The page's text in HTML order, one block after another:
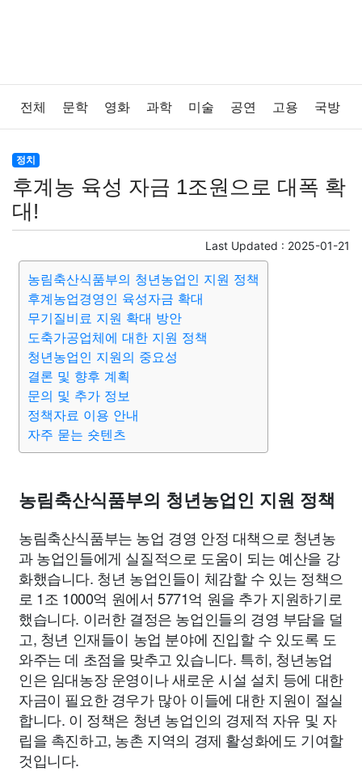
전체 문학 영화 과학 미술 공연 고용 국방
법률
보건 질병 가요 방송 일상 주식 암호화폐
반려동물 패션 미용
증권 인테리어 요리 상품리뷰 원예
게임 스포츠 사진 대출 자동차
맛집 IT 컴퓨터
의료 의학 경제
정치
후계농 육성 자금 1조원으로 대폭 확
대!
Last Updated : 2025-01-21
농림축산식품부의 청년농업인 지원 정책
후계농업경영인 육성자금 확대
무기질비료 지원 확대 방안
도축가공업체에 대한 지원 정책
청년농업인 지원의 중요성
결론 및 향후 계획
문의 및 추가 정보
정책자료 이용 안내
자주 묻는 숏텐츠
농림축산식품부의 청년농업인 지원 정책
농림축산식품부는 농업 경영 안정 대책으로 청년농
과 농업인들에게 실질적으로 도움이 되는 예산을 강
화했습니다. 청년 농업인들이 체감할 수 있는 정책으
로 1조 1000억 원에서 5771억 원을 추가 지원하기로
했습니다. 이러한 결정은 농업인들의 경영 부담을 덜
고, 청년 인재들이 농업 분야에 진입할 수 있도록 도
와주는 데 초점을 맞추고 있습니다. 특히, 청년농업
인은 임대농장 운영이나 새로운 시설 설치 등에 대한
자금이 필요한 경우가 많아 이들에 대한 지원이 절실
합니다. 이 정책은 청년 농업인의 경제적 자유 및 자
립을 촉진하고, 농촌 지역의 경제 활성화에도 기여할
것입니다.